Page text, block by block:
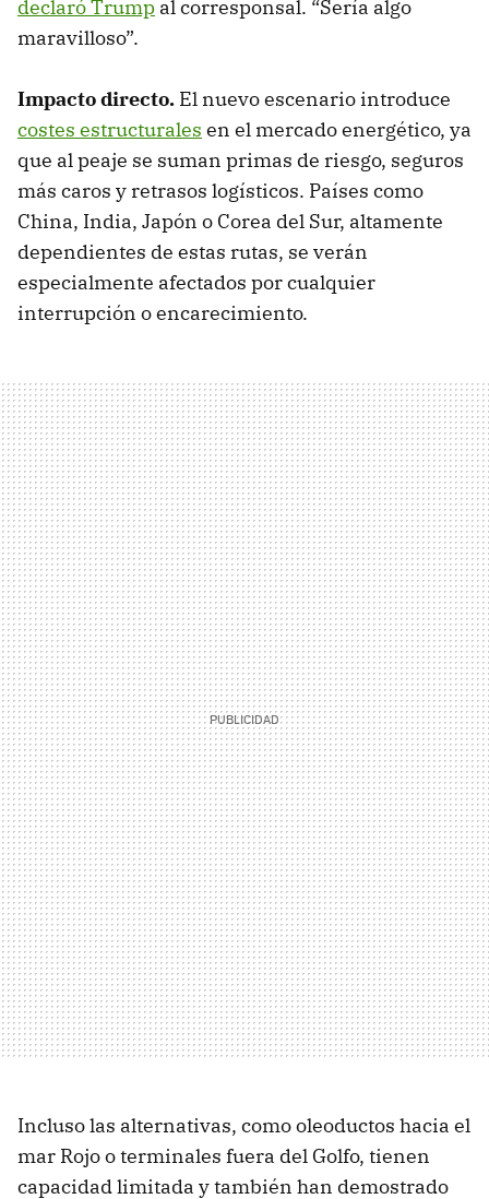
declaró Trump al corresponsal. “Sería algo
maravilloso”.
Impacto directo. El nuevo escenario introduce
costes estructurales en el mercado energético, ya
que al peaje se suman primas de riesgo, seguros
más caros y retrasos logísticos. Países como
China, India, Japón o Corea del Sur, altamente
dependientes de estas rutas, se verán
especialmente afectados por cualquier
interrupción o encarecimiento.
Incluso las alternativas, como oleoductos hacia el
mar Rojo o terminales fuera del Golfo, tienen
capacidad limitada y también han demostrado